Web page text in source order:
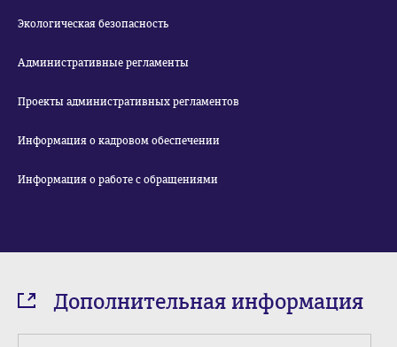
Экологическая безопасность
Административные регламенты
Проекты административных регламентов
Информация о кадровом обеспечении
Информация о работе с обращениями
Дополнительная информация